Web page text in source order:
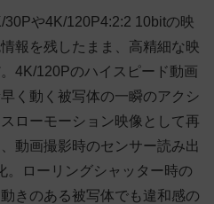
や4K/120P4:2:2 10bitの映
報を残したまま、高精細な映
4K/120Pのハイスピード動画
く動く被写体の一瞬のアクシ
ローモーション映像として再
動画撮影時のセンサー読み出
。ローリングシャッター時の
きのある被写体でも違和感の